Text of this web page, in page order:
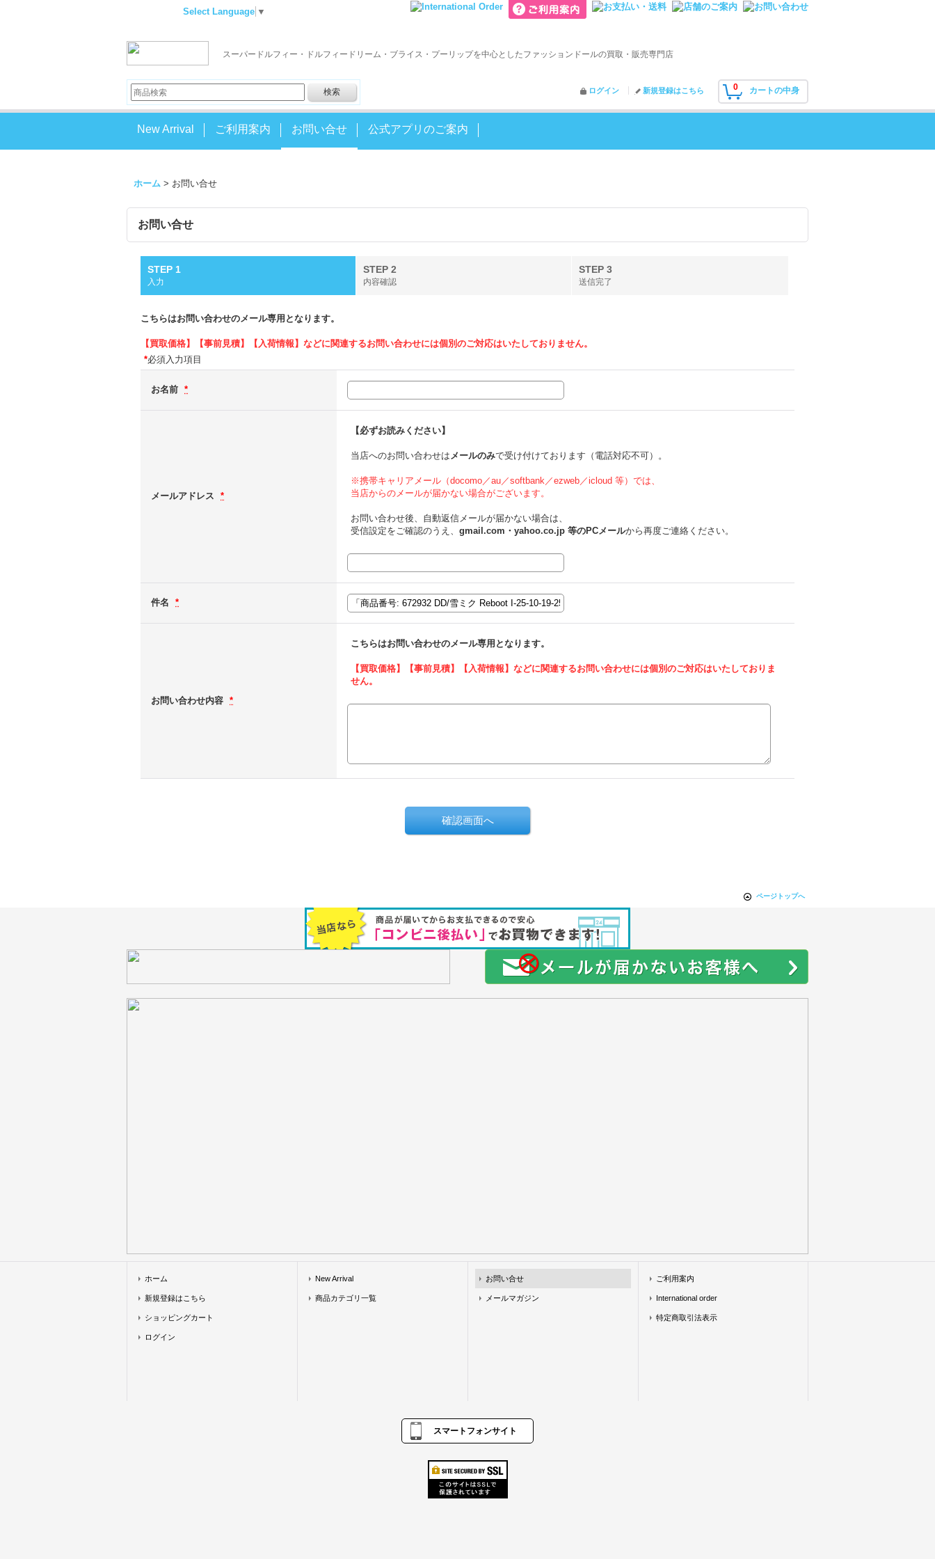
Select Language ▼
スーパードルフィー・ドルフィードリーム・ブライス・プーリップを中心としたファッションドールの買取・販売専門店
0 カートの中身
ログイン 新規登録はこちら
New Arrival ご利用案内 お問い合せ 公式アプリのご案内
ホーム > お問い合せ
お問い合せ
STEP 1
入力
STEP 2
内容確認
STEP 3
送信完了
こちらはお問い合わせのメール専用となります。
【買取価格】【事前見積】【入荷情報】などに関連するお問い合わせには個別のご対応はいたしておりません。
*必須入力項目
お名前 *
メールアドレス *
【必ずお読みください】
当店へのお問い合わせはメールのみで受け付けております（電話対応不可）。
※携帯キャリアメール（docomo／au／softbank／ezweb／icloud 等）では、
当店からのメールが届かない場合がございます。
お問い合わせ後、自動返信メールが届かない場合は、
受信設定をご確認のうえ、 gmail.com・yahoo.co.jp 等のPCメールから再度ご連絡ください。
件名 *
お問い合わせ内容 *
こちらはお問い合わせのメール専用となります。
【買取価格】【事前見積】【入荷情報】などに関連するお問い合わせには個別のご対応はいたしておりま
せん。
ページトップへ
ホーム
新規登録はこちら
ショッピングカート
ログイン
New Arrival
商品カテゴリ一覧
お問い合せ
メールマガジン
ご利用案内
International order
特定商取引法表示
スマートフォンサイト